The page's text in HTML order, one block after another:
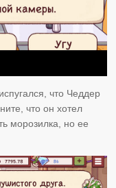
что Чеддер
что он хотел
морозилка, но ее